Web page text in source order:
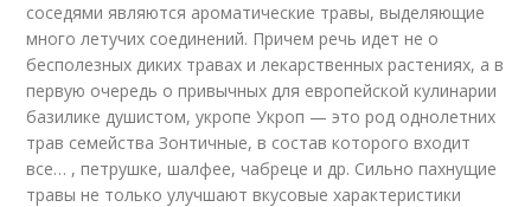
соседями являются ароматические травы, выделяющие
много летучих соединений. Причем речь идет не о
бесполезных диких травах и лекарственных растениях, а в
первую очередь о привычных для европейской кулинарии
базилике душистом, укропе Укроп — это род однолетних
трав семейства Зонтичные, в состав которого входит
все… , петрушке, шалфее, чабреце и др. Сильно пахнущие
травы не только улучшают вкусовые характеристики